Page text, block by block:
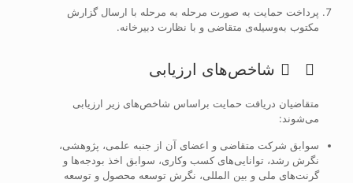
پرداخت حمایت به صورت مرحله به مرحله با ارسال گزارش
مکتوب به‌وسیله‌ی متقاضی و با نظارت دبیرخانه.
شاخص‌های ارزیابی
متقاضیان دریافت حمایت براساس شاخص‌های زیر ارزیابی
می‌شوند:
سوابق شرکت متقاضی و اعضای آن از جنبه علمی، پژوهشی،
نگرش رشد، توانایی‌های کسب وکاری، سوابق اخذ بودجه‌ها و
گرنت‌های ملی و بین المللی، نگرش توسعه محصول و توسعه